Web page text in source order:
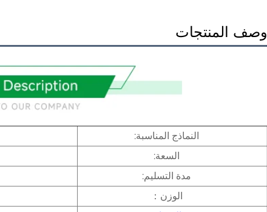
وصف المنتجات
النماذج المناسبة:
السعة:
مدة التسليم:
الوزن：